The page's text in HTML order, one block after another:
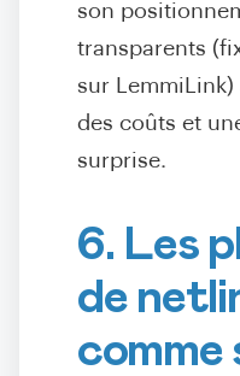
son
transparents
sur
des coûts et
surprise.
6. Les
de
comme